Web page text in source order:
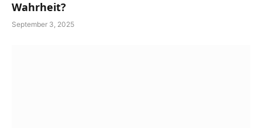
Wahrheit?
September 3, 2025